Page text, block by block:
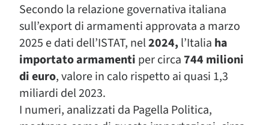
Secondo la relazione governativa italiana
sull’export di armamenti approvata a marzo
2025 e dati dell’ISTAT, nel2024, l’Italia ha
importato armamenti per circa744 milioni
di euro, valore in calo rispetto ai quasi 1,3
miliardi del 2023.
I numeri, analizzati da Pagella Politica,